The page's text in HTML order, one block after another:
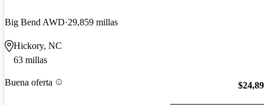
Big Bend AWD 29,859 millas
Hickory, NC
63 millas
Buena oferta